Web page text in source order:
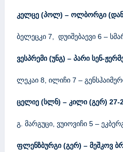
კელცე (პოლ) – ოლბორგი
ბელეცკი 7, დუიშებაევი 6 –
ვესპრემი (უნგ) – პარი სენ-
ლეკაი 8, ილიჩი 7 –
ცელიე (სლნ) – კილი (გერ) 27-
გ. მარგუცი, ვუიოვიჩი 5 –
ფლენზბურგი (გერ) – მეშკოვ